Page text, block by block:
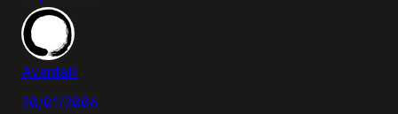
AvantaR
20/01/2006